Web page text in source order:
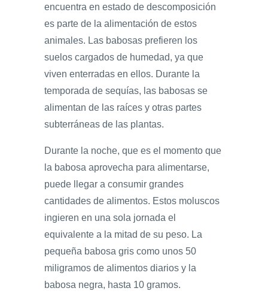
encuentra en estado de descomposición
es parte de la alimentación de estos
animales. Las babosas prefieren los
suelos cargados de humedad, ya que
viven enterradas en ellos. Durante la
temporada de sequías, las babosas se
alimentan de las raíces y otras partes
subterráneas de las plantas.
Durante la noche, que es el momento que
la babosa aprovecha para alimentarse,
puede llegar a consumir grandes
cantidades de alimentos. Estos moluscos
ingieren en una sola jornada el
equivalente a la mitad de su peso. La
pequeña babosa gris como unos 50
miligramos de alimentos diarios y la
babosa negra, hasta 10 gramos.